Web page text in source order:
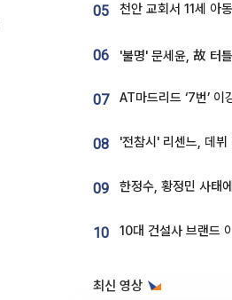
05
06
07
08
09
10
최신 영상